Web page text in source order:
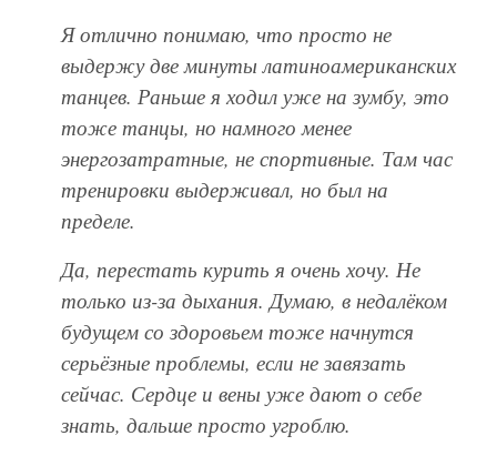
Я отлично понимаю, что просто не
выдержу две минуты латиноамериканских
танцев. Раньше я ходил уже на зумбу, это
тоже танцы, но намного менее
энергозатратные, не спортивные. Там час
тренировки выдерживал, но был на
пределе.
Да, перестать курить я очень хочу. Не
только из-за дыхания. Думаю, в недалёком
будущем со здоровьем тоже начнутся
серьёзные проблемы, если не завязать
сейчас. Сердце и вены уже дают о себе
знать, дальше просто угроблю.